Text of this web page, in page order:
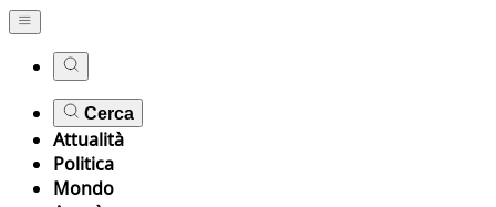
Cerca
Attualità
Politica
Mondo